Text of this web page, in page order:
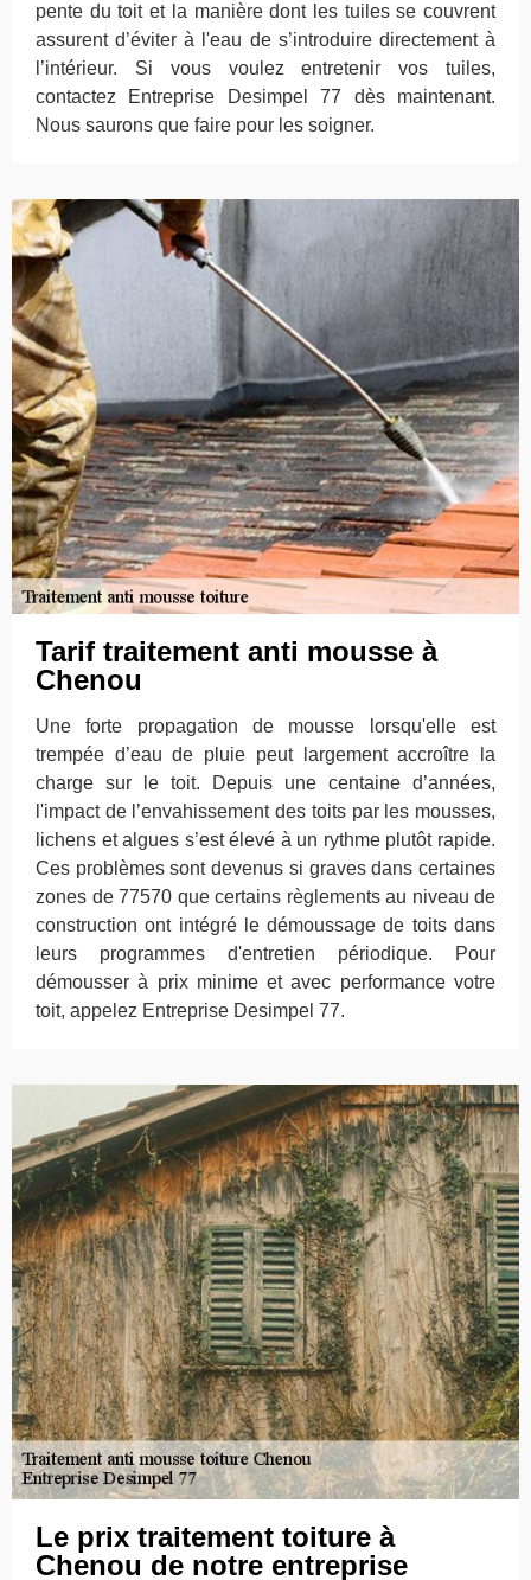
pente du toit et la manière dont les tuiles se couvrent
assurent d’éviter à l'eau de s’introduire directement à
l’intérieur. Si vous voulez entretenir vos tuiles,
contactez Entreprise Desimpel 77 dès maintenant.
Nous saurons que faire pour les soigner.
Tarif traitement anti mousse à
Chenou
Une forte propagation de mousse lorsqu'elle est
trempée d’eau de pluie peut largement accroître la
charge sur le toit. Depuis une centaine d’années,
l'impact de l’envahissement des toits par les mousses,
lichens et algues s’est élevé à un rythme plutôt rapide.
Ces problèmes sont devenus si graves dans certaines
zones de 77570 que certains règlements au niveau de
construction ont intégré le démoussage de toits dans
leurs programmes d'entretien périodique. Pour
démousser à prix minime et avec performance votre
toit, appelez Entreprise Desimpel 77.
Le prix traitement toiture à
Chenou de notre entreprise